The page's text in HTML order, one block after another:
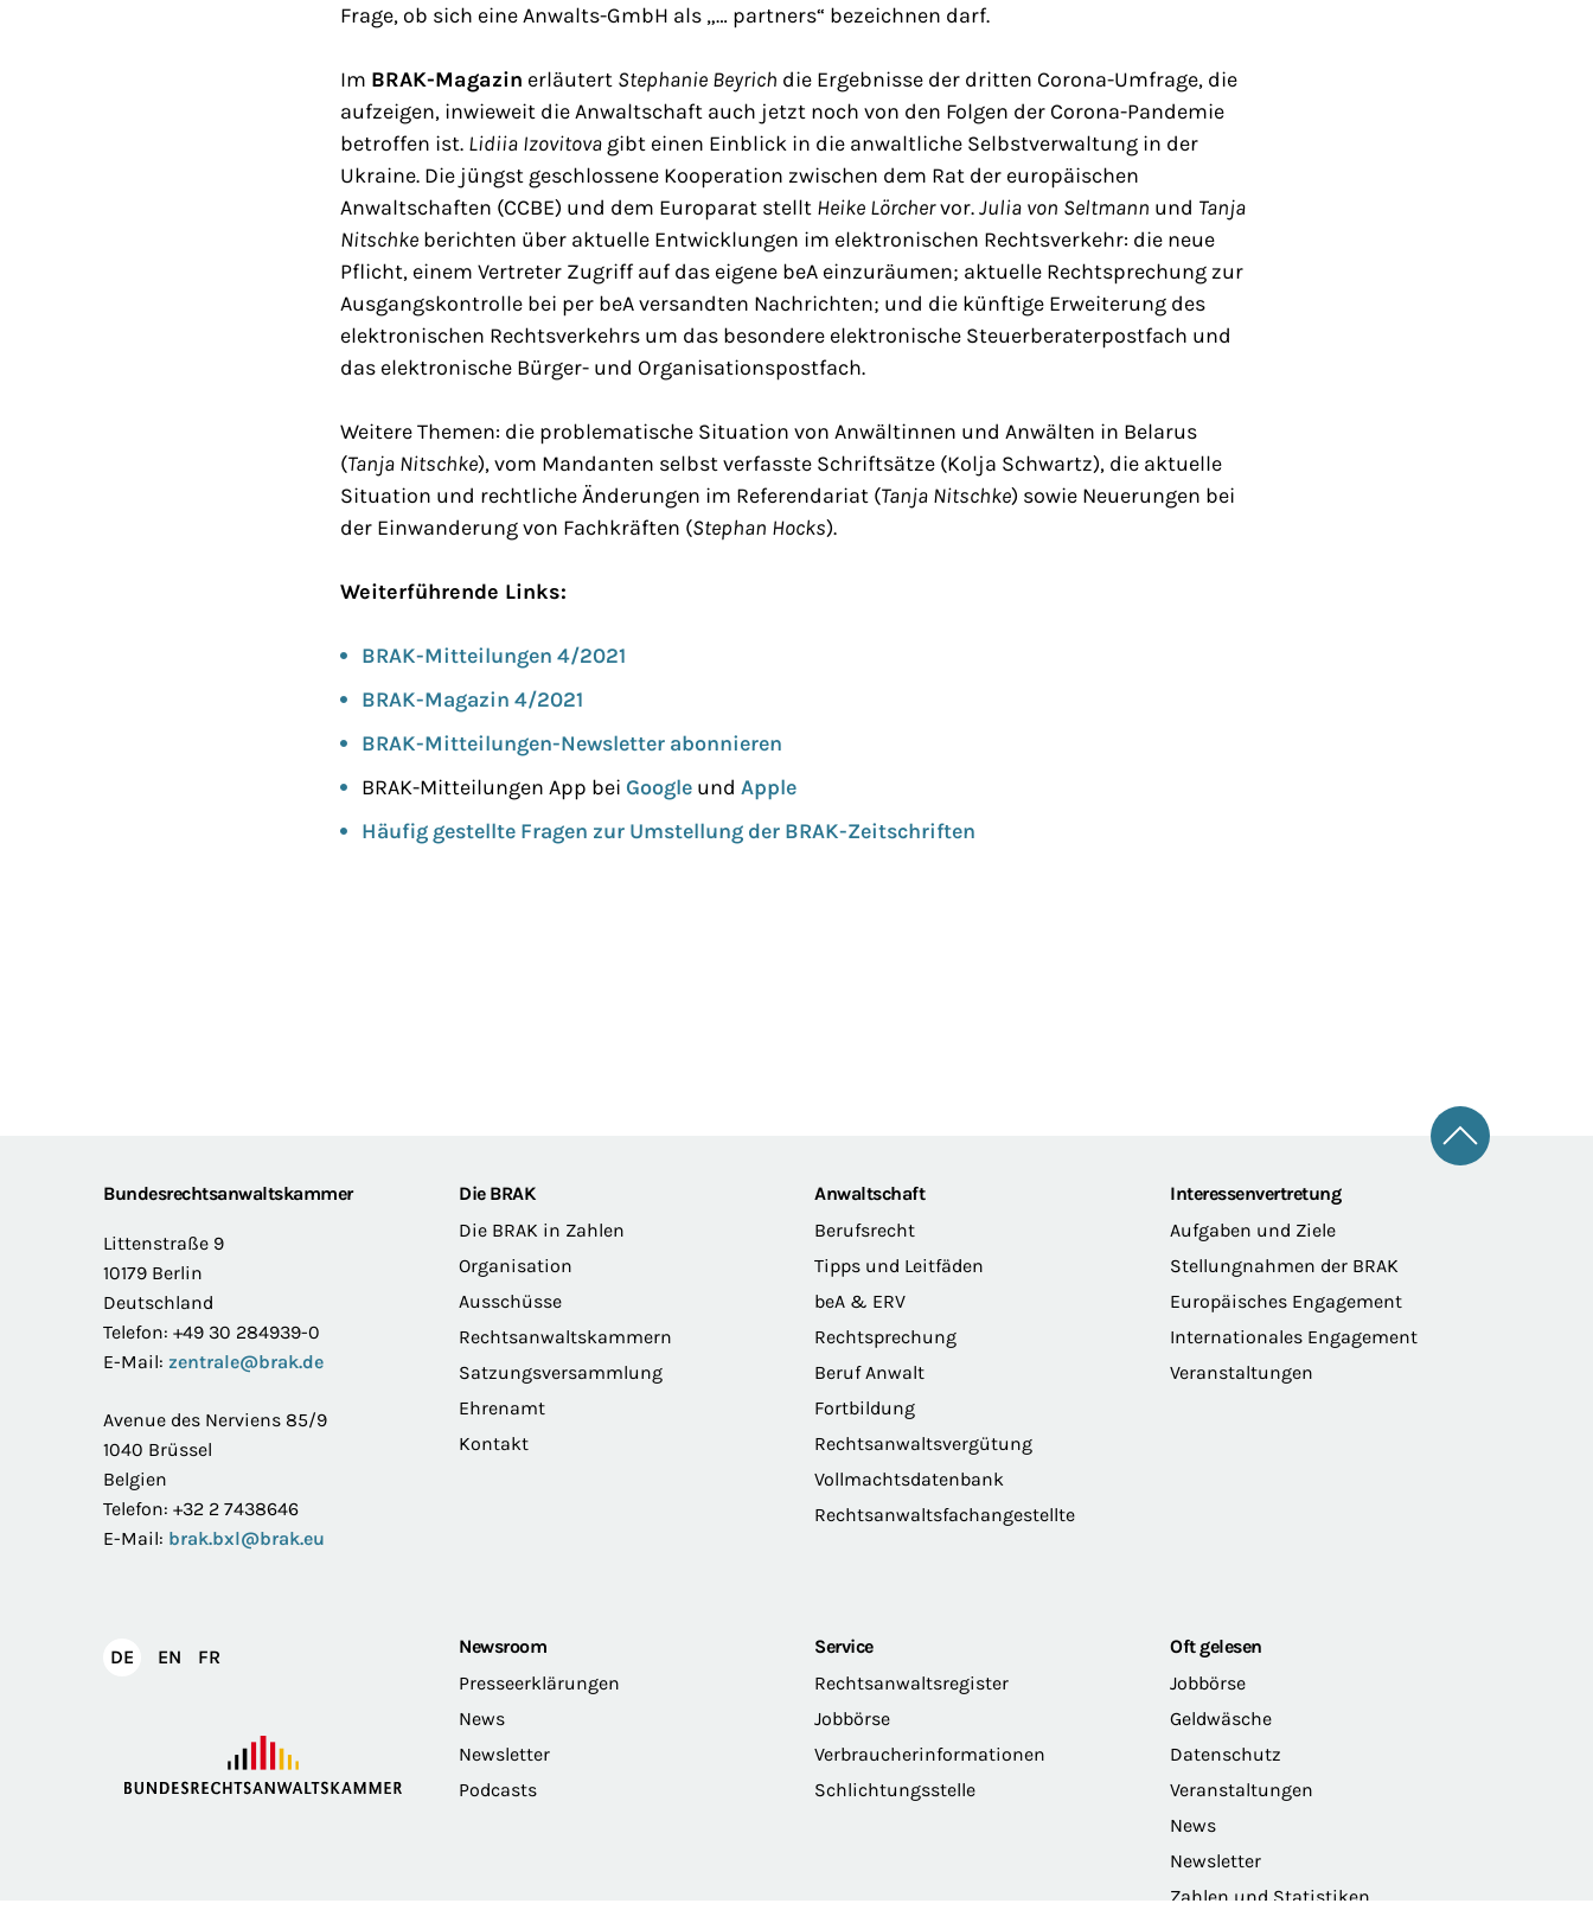
Frage, ob sich eine Anwalts-GmbH als „… partners“ bezeichnen darf.
Im BRAK-Magazin erläutert Stephanie Beyrich die Ergebnisse der dritten Corona-Umfrage, die
aufzeigen, inwieweit die Anwaltschaft auch jetzt noch von den Folgen der Corona-Pandemie
betroffen ist. Lidiia Izovitova gibt einen Einblick in die anwaltliche Selbstverwaltung in der
Ukraine. Die jüngst geschlossene Kooperation zwischen dem Rat der europäischen
Anwaltschaften (CCBE) und dem Europarat stellt Heike Lörchervor.Julia von Seltmann und Tanja
Nitschke berichten über aktuelle Entwicklungen im elektronischen Rechtsverkehr: die neue
Pflicht, einem Vertreter Zugriff auf das eigene beA einzuräumen; aktuelle Rechtsprechung zur
Ausgangskontrolle bei per beA versandten Nachrichten; und die künftige Erweiterung des
elektronischen Rechtsverkehrs um das besondere elektronische Steuerberaterpostfach und
das elektronische Bürger- und Organisationspostfach.
Weitere Themen: die problematische Situation von Anwältinnen und Anwälten in Belarus
(Tanja Nitschke), vom Mandanten selbst verfasste Schriftsätze (Kolja Schwartz), die aktuelle
Situation und rechtliche Änderungen im Referendariat (Tanja Nitschke) sowie Neuerungen bei
der Einwanderung von Fachkräften (Stephan Hocks).
Weiterführende Links:
BRAK-Mitteilungen 4/2021
BRAK-Magazin 4/2021
BRAK-Mitteilungen-Newsletter abonnieren
BRAK-Mitteilungen App bei Google und Apple
Häufig gestellte Fragen zur Umstellung der BRAK-Zeitschriften
Footer
Zum
Bundesrechtsanwaltskammer
Littenstraße 9
10179 Berlin
Deutschland
Telefon: +49 30 284939-0
E-Mail: zentrale@brak.de
Avenue des Nerviens 85/9
1040 Brüssel
Belgien
Telefon: +32 2 7438646
E-Mail: brak.bxl@brak.eu
Die BRAK
Die BRAK in Zahlen
Organisation
Ausschüsse
Rechtsanwaltskammern
Satzungsversammlung
Ehrenamt
Kontakt
Anwaltschaft
Berufsrecht
Tipps und Leitfäden
beA & ERV
Rechtsprechung
Beruf Anwalt
Fortbildung
Rechtsanwaltsvergütung
Vollmachtsdatenbank
Rechtsanwaltsfachangestellte
Interessenvertretung
Aufgaben und Ziele
Stellungnahmen der BRAK
Europäisches Engagement
Internationales Engagement
Veranstaltungen
DEDeutsch
EN English
FR
Newsroom
Presseerklärungen
News
Newsletter
Podcasts
Service
Rechtsanwaltsregister
Jobbörse
Verbraucherinformationen
Schlichtungsstelle
Oft gelesen
Jobbörse
Geldwäsche
Datenschutz
Veranstaltungen
News
Newsletter
Zahlen und Statistiken